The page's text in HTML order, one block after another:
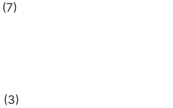
(7)
(3)